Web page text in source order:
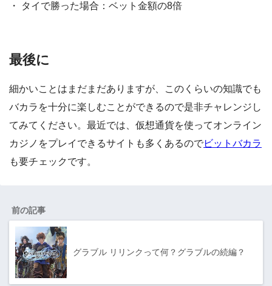
・ タイで勝った場合：ベット金額の8倍
最後に
細かいことはまだまだありますが、このくらいの知識でも
バカラを十分に楽しむことができるので是非チャレンジし
てみてください。最近では、仮想通貨を使ってオンライン
カジノをプレイできるサイトも多くあるのでビットバカラ
も要チェックです。
前の記事
グラブル リリンクって何？グラブルの続編？